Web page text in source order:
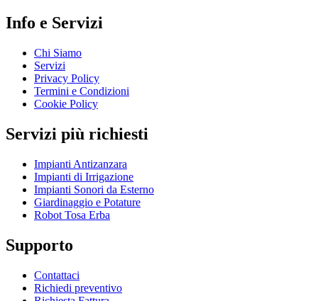
Info e Servizi
Chi Siamo
Servizi
Privacy Policy
Termini e Condizioni
Cookie Policy
Servizi più richiesti
Impianti Antizanzara
Impianti di Irrigazione
Impianti Sonori da Esterno
Giardinaggio e Potature
Robot Tosa Erba
Supporto
Contattaci
Richiedi preventivo